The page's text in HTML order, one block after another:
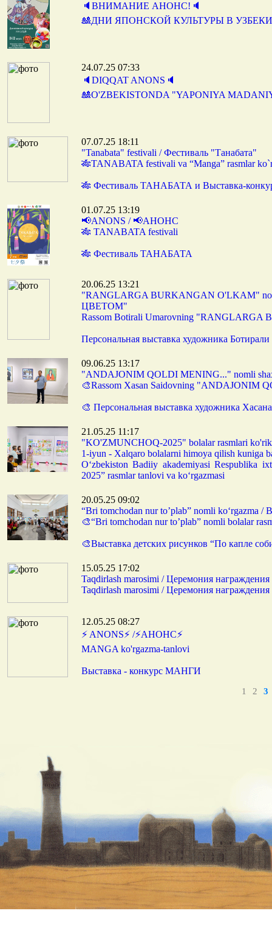
🔈ВНИМАНИЕ АНОНС!🔈
🎎ДНИ ЯПОНСКОЙ КУЛЬТУРЫ В
24.07.25 07:33
🔈DIQQAT ANONS🔈
🎎O'ZBEKISTONDA "YAPONIYA
07.07.25 18:11
"Tanabata" festivali / Фестиваль "Танабата"
🎋TANABATA festivali va “Manga” rasmlar
🎋 Фестиваль ТАНАБАТА и Выставка-
01.07.25 13:19
📢ANONS / 📢АНОНС
🎋 TANABATA festivali
🎋 Фестиваль ТАНАБАТА
20.06.25 13:21
"RANGLARGA BURKANGAN O'LKAM"
ЦВЕТОМ"
Rassom Botirali Umarovning "RANGLARGA
Персональная выставка художника
09.06.25 13:17
"ANDAJONIM QOLDI MENING..." nomli
🎨Rassom Xasan Saidovning "ANDAJONIM
🎨 Персональная выставка художника
21.05.25 11:17
"KO'ZMUNCHOQ-2025" bolalar rasmlari
1-iyun - Xalqaro bolalarni himoya qilish kuniga
O‘zbekiston Badiiy akademiyasi Respublika
2025” rasmlar tanlovi va ko‘rgazmasi
20.05.25 09:02
“Bri tomchodan nur to’plab” nomli ko‘rgazma /
🎨“Bri tomchodan nur to’plab” nomli bolalar
🎨Выставка детских рисунков “По капле
15.05.25 17:02
Taqdirlash marosimi / Церемония награждения
Taqdirlash marosimi / Церемония награждения
12.05.25 08:27
⚡️ ANONS⚡️ /⚡️АНОНС⚡️
MANGA ko'rgazma-tanlovi
Выставка - конкурс МАНГИ
1 2 3